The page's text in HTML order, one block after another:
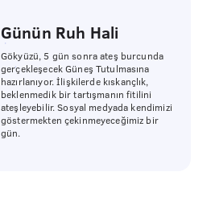
Günün Ruh Hali
Gökyüzü, 5 gün sonra ateş burcunda
gerçekleşecek Güneş Tutulmasına
hazırlanıyor. İlişkilerde kıskançlık,
beklenmedik bir tartışmanın fitilini
ateşleyebilir. Sosyal medyada kendimizi
göstermekten çekinmeyeceğimiz bir
gün.